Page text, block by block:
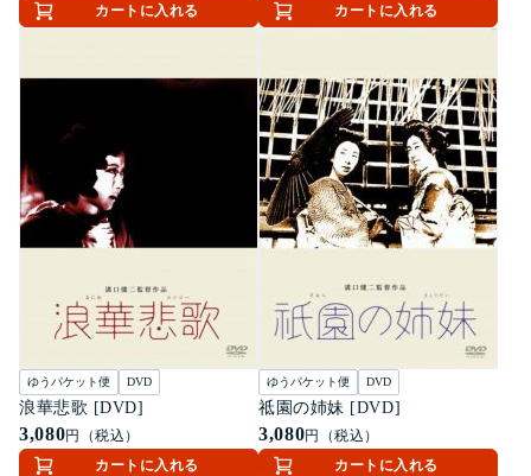
カートに入れる
カートに入れる
ゆうパケット便 DVD
浪華悲歌 [DVD]
3,080円（税込）
カートに入れる
ゆうパケット便 DVD
祗園の姉妹 [DVD]
3,080円（税込）
カートに入れる